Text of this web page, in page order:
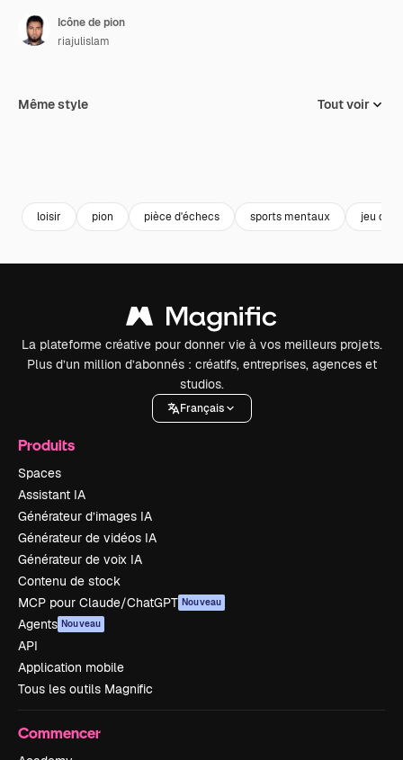
Icône de pion
riajulislam
Même style Tout voir
loisir pion pièce d'échecs sports mentaux jeu
La plateforme créative pour donner vie à vos meilleurs projets.
Plus d’un million d’abonnés : créatifs, entreprises, agences et
studios.
Français
Produits
Spaces
Assistant IA
Générateur d’images IA
Générateur de vidéos IA
Générateur de voix IA
Contenu de stock
MCP pour Claude/ChatGPT Nouveau
Agents Nouveau
API
Application mobile
Tous les outils Magnific
Commencer